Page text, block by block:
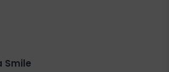
Smile